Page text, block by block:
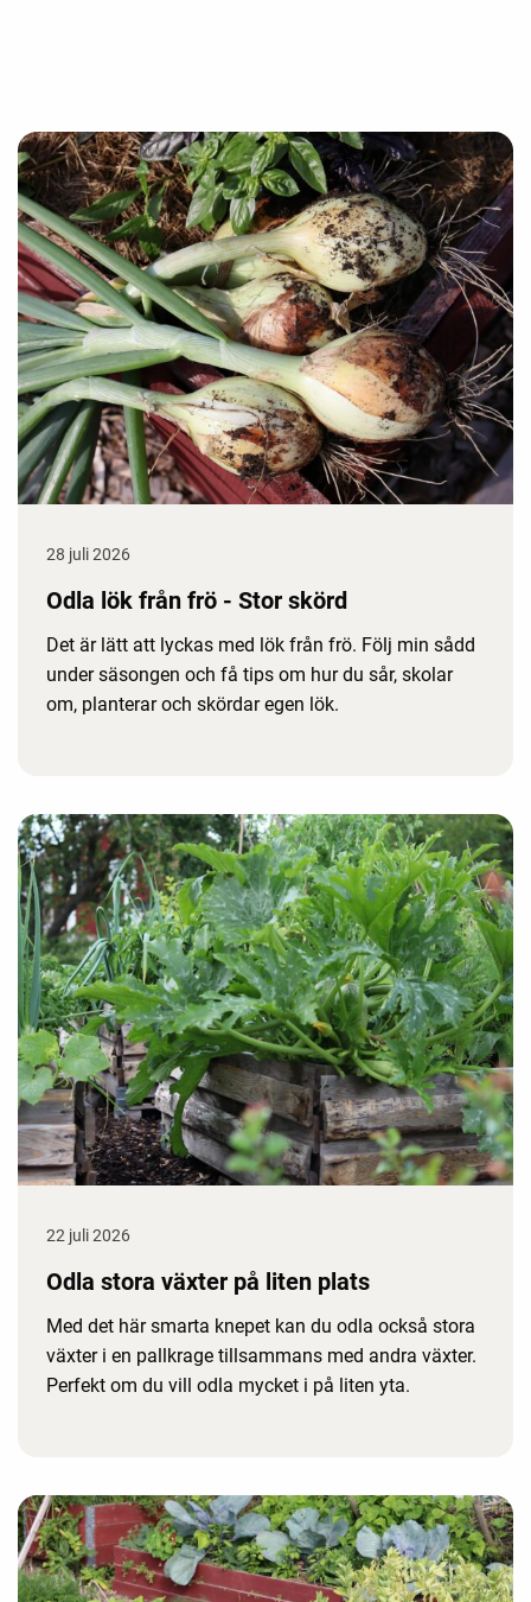
28 juli 2026
Odla lök från frö - Stor skörd
Det är lätt att lyckas med lök från frö. Följ min sådd
under säsongen och få tips om hur du sår, skolar
om, planterar och skördar egen lök.
22 juli 2026
Odla stora växter på liten plats
Med det här smarta knepet kan du odla också stora
växter i en pallkrage tillsammans med andra växter.
Perfekt om du vill odla mycket i på liten yta.